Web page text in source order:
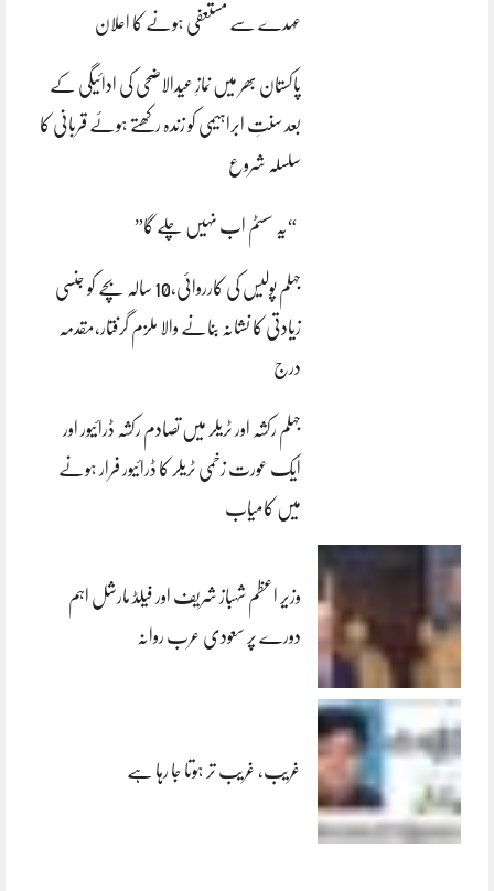
عہدے سے مستعفی ہونے کا اعلان
پاکستان بھر میں نمازِ عیدالاضحی کی ادائیگی کے
بعد سنتِ ابراہیمی کو زندہ رکھتے ہوئے قربانی کا
سلسلہ شروع
“یہ سسٹم اب نہیں چلے گا”
جہلم پولیس کی کارروائی،10 سالہ بچے کو جنسی
زیادتی کا نشانہ بنانے والا ملزم گرفتار،مقدمہ
درج
جہلم رکشہ اور ٹریلر میں تصادم رکشہ ڈرائیور اور
ایک عورت زخمی ٹریلر کا ڈرائیور فرار ہونے
میں کامیاب
وزیر اعظم شہباز شریف اور فیلڈ مارشل اہم
دورے پر سعودی عرب روانہ
غریب، غریب تر ہوتا جا رہا ہے